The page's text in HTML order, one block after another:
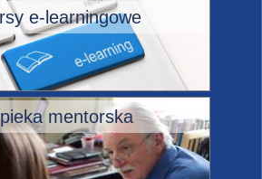
e-learningowe
mentorska